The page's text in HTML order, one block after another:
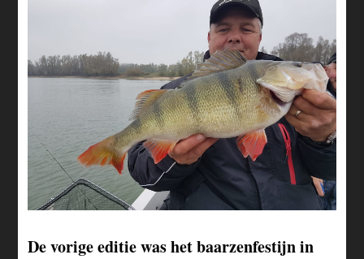
De vorige editie was het baarzenfestijn in